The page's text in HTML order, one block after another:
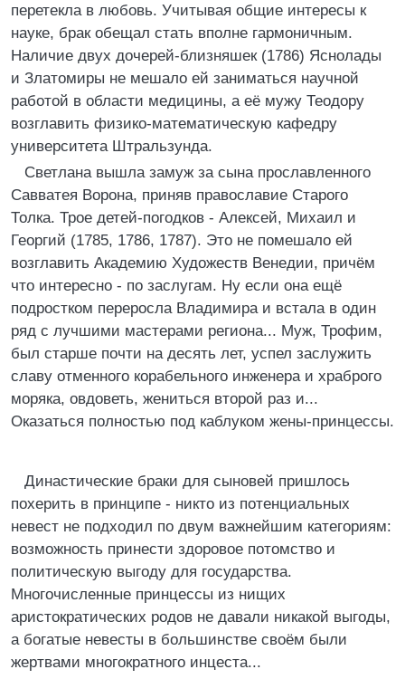
перетекла в любовь. Учитывая общие интересы к
науке, брак обещал стать вполне гармоничным.
Наличие двух дочерей-близняшек (1786) Яснолады
и Златомиры не мешало ей заниматься научной
работой в области медицины, а её мужу Теодору
возглавить физико-математическую кафедру
университета Штральзунда.
Светлана вышла замуж за сына прославленного
Савватея Ворона, приняв православие Старого
Толка. Трое детей-погодков - Алексей, Михаил и
Георгий (1785, 1786, 1787). Это не помешало ей
возглавить Академию Художеств Венедии, причём
что интересно - по заслугам. Ну если она ещё
подростком переросла Владимира и встала в один
ряд с лучшими мастерами региона... Муж, Трофим,
был старше почти на десять лет, успел заслужить
славу отменного корабельного инженера и храброго
моряка, овдоветь, жениться второй раз и...
Оказаться полностью под каблуком жены-принцессы.
Династические браки для сыновей пришлось
похерить в принципе - никто из потенциальных
невест не подходил по двум важнейшим категориям:
возможность принести здоровое потомство и
политическую выгоду для государства.
Многочисленные принцессы из нищих
аристократических родов не давали никакой выгоды,
а богатые невесты в большинстве своём были
жертвами многократного инцеста...